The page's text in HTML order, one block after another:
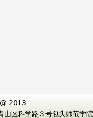
2013
区科学路３号包头师范学院